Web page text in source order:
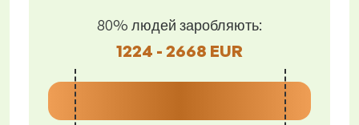
80% людей заробляють:
1224 - 2668 EUR